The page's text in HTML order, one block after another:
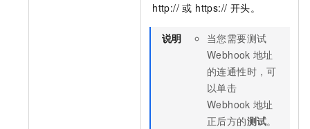
http:// 或 https:// 开头。
说明
当您需要测试
Webhook 地址
的连通性时，可
以单击
Webhook 地址
正后方的测试。